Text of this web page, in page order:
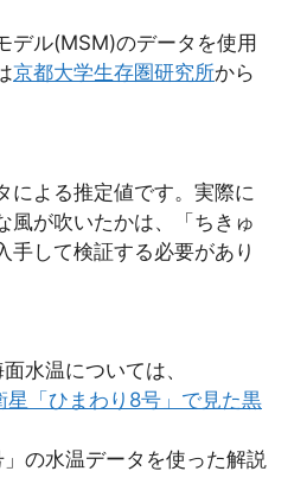
デル(MSM)のデータを使用
京都大学生存圏研究所から
による推定値です。実際に
風が吹いたかは、「ちきゅ
手して検証する必要があり
水温については、
「ひまわり8号」で見た黒
の水温データを使った解説